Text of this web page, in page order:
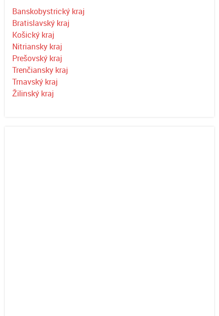
Banskobystrický kraj
Bratislavský kraj
Košický kraj
Nitriansky kraj
Prešovský kraj
Trenčiansky kraj
Trnavský kraj
Žilinský kraj